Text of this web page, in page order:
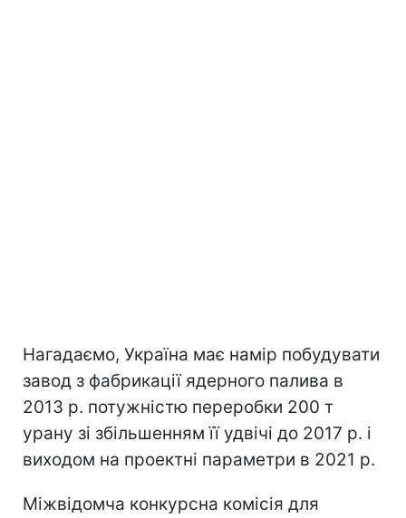
Нагадаємо, Україна має намір побудувати
завод з фабрикації ядерного палива в
2013 р. потужністю переробки 200 т
урану зі збільшенням її удвічі до 2017 р. і
виходом на проектні параметри в 2021 р.
Міжвідомча конкурсна комісія для